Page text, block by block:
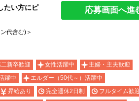
たい方にピ
応募画面へ進
代含む)＞
新卒歓迎 女性活躍中
主婦・主夫歓迎
躍中
エルダー（50代～）活躍中
昇給あり 完全週休2日制
フルタイム歓